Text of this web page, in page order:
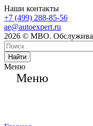
Наши контакты
+7 (499) 288-85-56
ae@autoexpert.ru
2026 © МВО.
Найти
Меню
Меню